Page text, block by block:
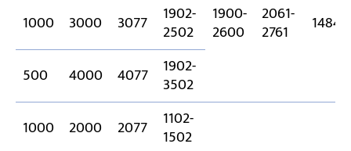
1900-
2600
2061-
2761 1484
1000 3000 3077 1902-
2502
500
4000 4077 1902-
3502
1000
2000 2077 1102-
1502